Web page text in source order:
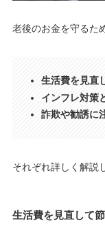
老後のお金を守るた
生活費を見直
インフレ対策
詐欺や勧誘に
それぞれ詳しく解説
生活費を見直して